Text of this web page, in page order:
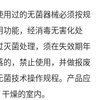
用过的无菌器械必须按规
功能，经消毒无害化处
灭菌处理，须在失效期年
的，禁止使用，并做报废
菌技术操作规程。产品应
燥的室内。